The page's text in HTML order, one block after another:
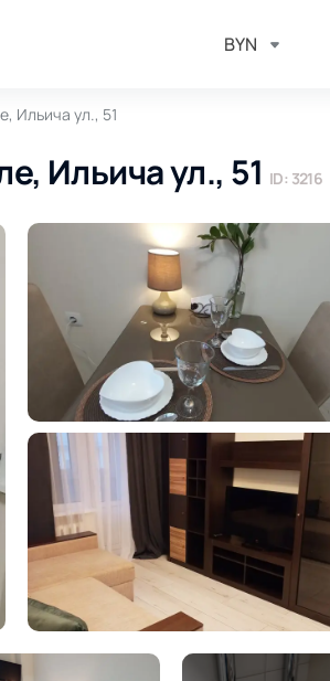
BYN
Ильича ул., 51
Ильича ул., 51 ID: 3216